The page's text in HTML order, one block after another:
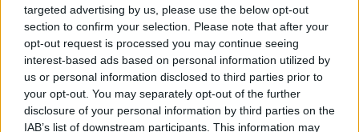
targeted advertising by us, please use the below opt-out
section to confirm your selection. Please note that after your
opt-out request is processed you may continue seeing
interest-based ads based on personal information utilized by
us or personal information disclosed to third parties prior to
your opt-out. You may separately opt-out of the further
disclosure of your personal information by third parties on the
IAB’s list of downstream participants. This information may
Žiūrimiausi įrašai
00:00:30
Vaizdai iš tragiškos avarijos Vilniaus r.: dviejų moterų ir